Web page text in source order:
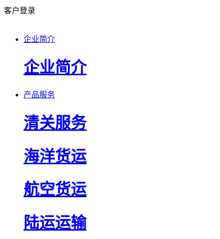
客户登录
企业简介
企业简介
产品服务
清关服务
海洋货运
航空货运
陆运运输